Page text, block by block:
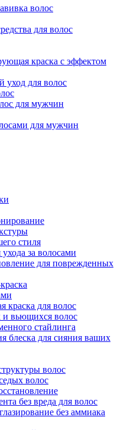
волос
для волос
краска с эффектом
уход для волос
для мужчин
для мужчин
стиля
за волосами
для поврежденных
краска для волос
и вьющихся волос
стайлинга
блеска для сияния ваших
волос
волос
без вреда для волос
без аммиака